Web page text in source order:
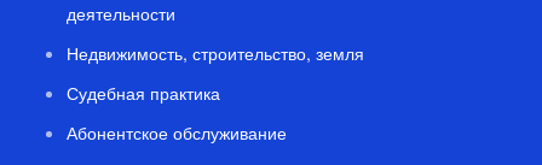
деятельности
Недвижимость, строительство, земля
Судебная практика
Абонентское обслуживание